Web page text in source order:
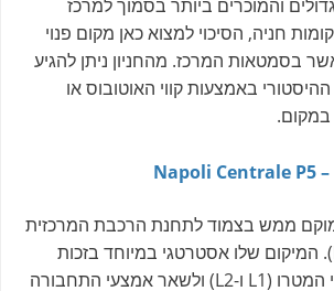
והמוכרים ביותר בסמוך למרכז
עם כ-800 מקומות חניה, הסיכוי למצוא כאן מקום פנוי
בסמטאות המרכז. מהחניון ניתן להגיע
באמצעות קווי האוטובוס או
Napoli Centrale P5
ממש בצמוד לתחנת הרכבת המרכזית
). המיקום שלו אסטרטגי במיוחד בזכות
הגישה המיידית לקווי המטרו (L1 ו-L2) ולשאר אמצעי התחבורה